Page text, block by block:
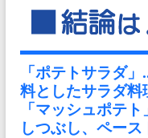
「ポテトサラダ
料としたサラダ料
「マッシュポテ
しつぶし、ペー